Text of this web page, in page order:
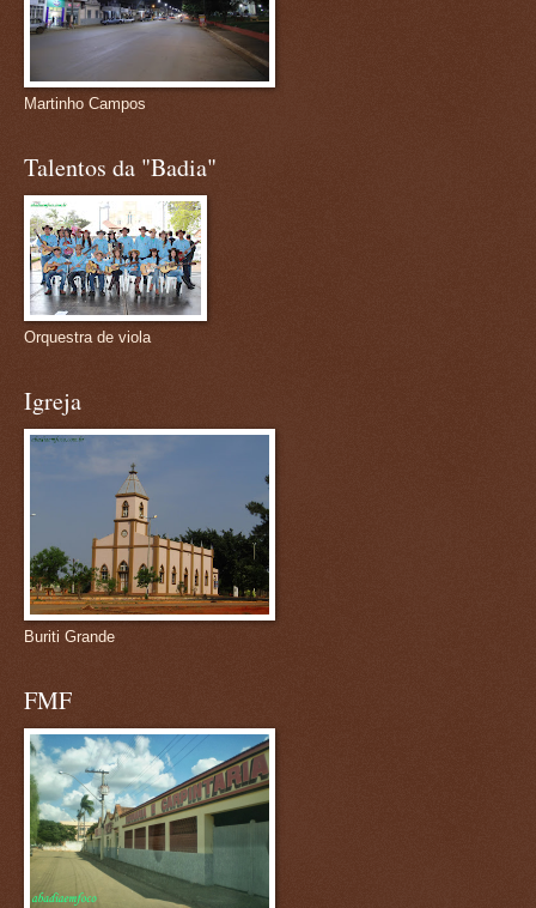
Martinho Campos
Talentos da "Badia"
Orquestra de viola
Igreja
Buriti Grande
FMF